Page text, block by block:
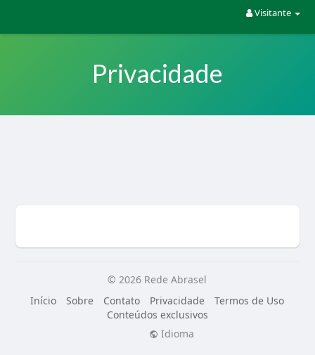
Visitante
Privacidade
© 2026 Rede Abrasel
Início
Sobre Contato Privacidade
Termos de Uso
Conteúdos exclusivos
Idioma